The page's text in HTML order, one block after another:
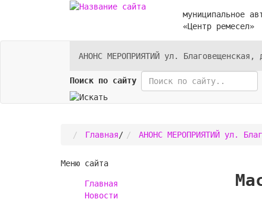
муниципальное
«Центр ремесел»
АНОНС МЕРОПРИЯТИЙ ул. Благовещенская,
Поиск по сайту
Главная/ АНОНС МЕРОПРИЯТИЙ ул.
Меню сайта
Главная
Новости